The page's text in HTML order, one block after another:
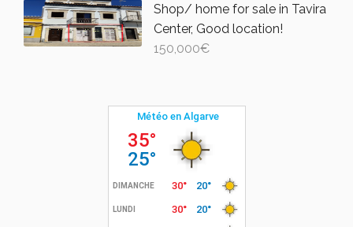
Shop/ home for sale in Tavira
Center, Good location!
150,000€